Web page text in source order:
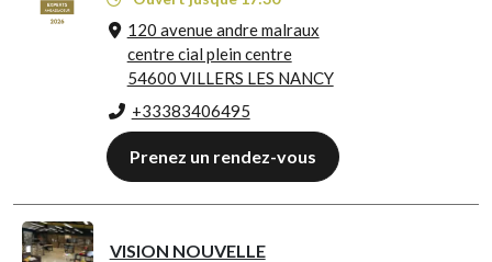
120 avenue andre malraux
centre cial plein centre
54600 VILLERS LES NANCY
+33383406495
Prenez un rendez-vous
VISION NOUVELLE